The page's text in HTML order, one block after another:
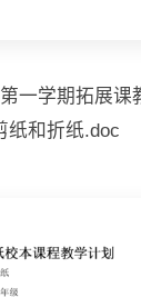
一学期拓展课
纸和折纸.doc